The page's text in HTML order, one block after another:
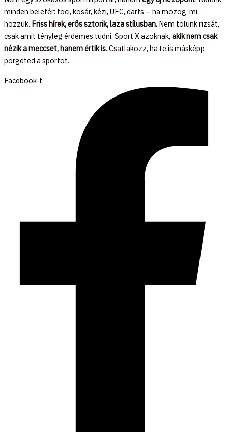
minden belefér: foci, kosár, kézi, UFC, darts – ha mozog, mi
hozzuk. Friss hírek, erős sztorik, laza stílusban. Nem tolunk rizsát,
csak amit tényleg érdemes tudni. Sport X azoknak, akik nem csak
nézik a meccset, hanem értik is. Csatlakozz, ha te is másképp
pörgeted a sportot.
Facebook-f